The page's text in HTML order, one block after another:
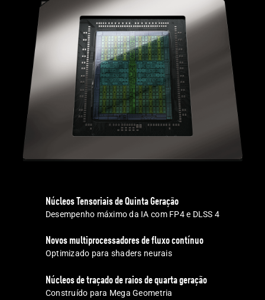
Núcleos Tensoriais de Quinta Geração
Desempenho máximo da IA com FP4 e DLSS 4
Novos multiprocessadores de fluxo contínuo
Optimizado para shaders neurais
Núcleos de traçado de raios de quarta geração
Construído para Mega Geometria